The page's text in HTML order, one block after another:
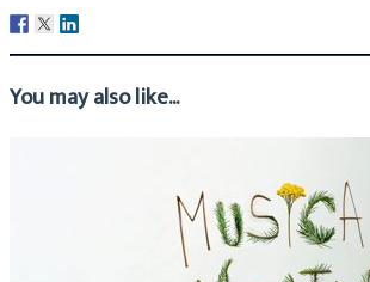
You may also like...